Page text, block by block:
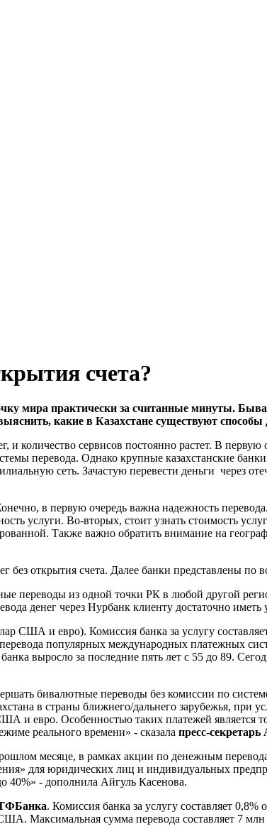
счета?
мира практически за считанные минуты.
какие в Казахстане существуют способы
и количество сервисов постоянно растет. В
перевода. Однако крупные казахстанские
сеть. Зачастую перевести деньги через
в первую очередь важна надежность
услуги. Во-вторых, стоит узнать стоимость
Также важно обратить внимание на
открытия счета. Далее банки представлены
переводы из одной точки РК в любой другой
денег через Нурбанк клиенту достаточно
США и евро). Комиссия банка за услугу
популярных международных платежных
выросло за последние пять лет с 55 до 89.
бивалютные переводы без комиссии по
в страны ближнего/дальнего зарубежья, при
и евро. Особенностью таких платежей является
реального времени» - сказала пресс-
месяце, в рамках акции по денежным
для юридических лиц и индивидуальных
40%» - дополнила Айгуль Касенова.
. Комиссия банка за услугу составляет
Максимальная сумма перевода составляет 7 млн